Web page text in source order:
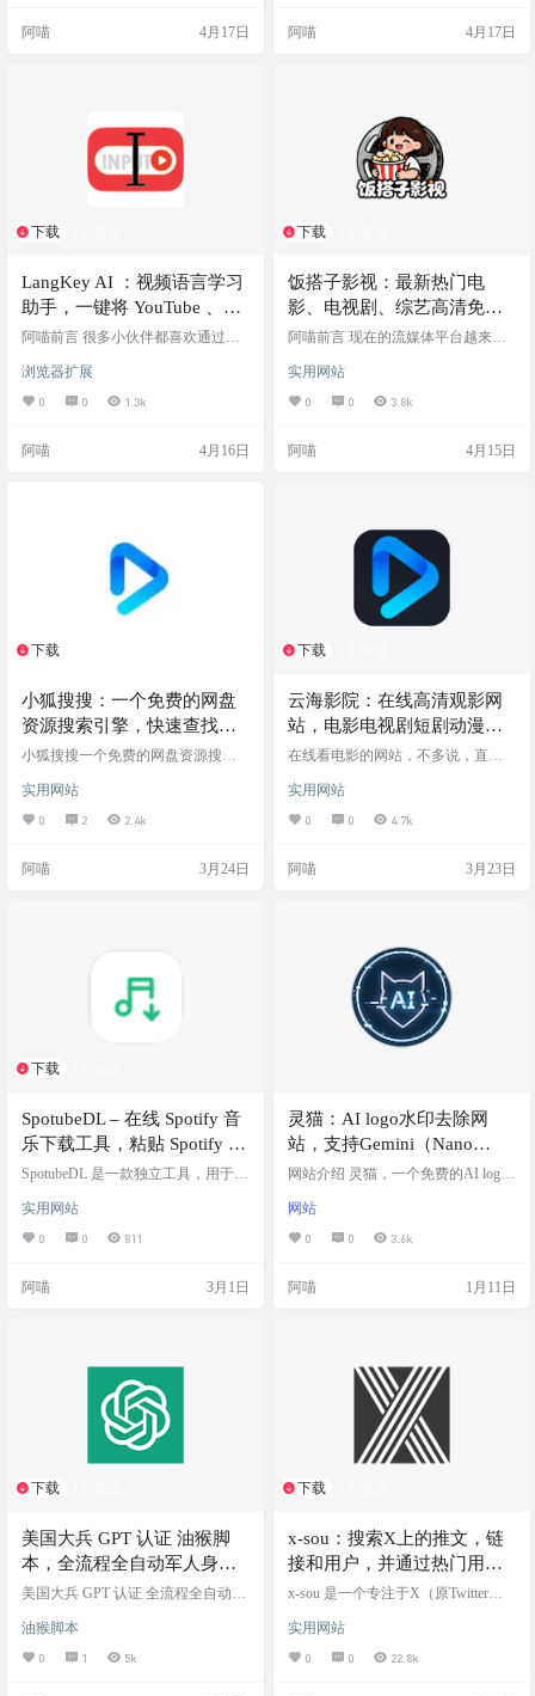
直观地帮用户找到公开分享的资
入关键词，系统便会从其庞大的
阿喵 4月17日
番网站吧，往往又充斥着满屏的弹
在二次元圈子里的宝藏追番小站
——Peko.love。它主打一个…
阿喵 4月17日
下载
LangKey AI ：视频语言学习
助手，一键将 YouTube 、B
站变成你的专属“外语私教”
阿喵前言 很多小伙伴都喜欢通过看
来学习外语，毕竟语境真实、内容
有趣。但现实往往是：遇到生词切
出去查字典，不仅打断沉浸感，而
只能反复拖拽进度条；最后往往变
款基于浏览器的学习外挂——LangK
浏览器扩展
0 0 1.3k
阿喵 4月16日
下载
饭搭子影视：最新热门电
影、电视剧、综艺高清免费
在线观看，无需注册
阿喵前言 现在的流媒体平台越来越
的大片，往往需要在好几个视频 App
之间来回横跳，还得分别开通价格
不菲的 VIP 会员。对于咱们这些只
说，这笔开销和折腾实在有些不划
全免费，没有任何繁琐的注册和充
值套路。只要打开浏览器，全网的
热门影视内容都能高清流…
实用网站
0 0 3.8k
阿喵 4月15日
下载
小狐搜搜：一个免费的网盘
资源搜索引擎，快速查找影
视、剧集、综艺等网盘资源
小狐搜搜一个免费的网盘资源搜索
综艺等网盘资源的用户，解决用户
难以找到优质网盘资源的痛点，提
便捷的网盘资源检索渠道。 网站截
实用网站
0 2 2.4k
阿喵 3月24日
下载
云海影院：在线高清观影网
站，电影电视剧短剧动漫综
艺全都有，更有周番剧表和
在线看电影的网站，不多说，直接
实用网站
0 0 4.7k
阿喵 3月23日
下载
SpotubeDL – 在线 Spotify 音
乐下载工具，粘贴 Spotify 歌
曲链接，然后网站会自动在
配的版本并提供下载
SpotubeDL 是一款独立工具，用于在
目匹配的内容。用户有责任确保自
己拥有下载该内容的权限。 Spotube
我们并解锁高级功能，例如去除水
用 如何从Spo…
实用网站
0 0 811
阿喵 3月1日
灵猫：AI logo水印去除网
站，支持Gemini（Nano
Banana）、豆包、可灵、即
网站介绍 灵猫，一个免费的AI logo
中”AI生成“三个字的水印。支持的平
台包括：Gemini（Nano Banana）、
于白色背景高对比度和水印颜色区
NG、JPEG、WEBP等格式的图片，
目前没有图片大小限制…
网站
0 0 3.6k
阿喵 1月11日
下载
美国大兵 GPT 认证 油猴脚
本，全流程全自动军人身份
验证助手：白嫖一年 GPT
美国大兵 GPT 认证 全流程全自动军
s，感谢美国大兵！！！ 重要：千万
注意邮箱别填错了，调试发现邮箱
填错，无法重新填表，冷却期很
油猴脚本
0 1 5k
下载
x-sou：搜索X上的推文，链
接和用户，并通过热门用户
列表展示受欢迎账号的信息
x-sou 是一个专注于X（原Twitter）
站，主要允许用户搜索推文、链接
和用户，并通过热门用户列表展示
受欢迎账号的信息，帮助用户实时
实用网站
0 0 22.8k